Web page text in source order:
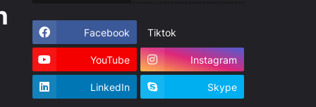
Facebook Tiktok
YouTube Instagram
LinkedIn Skype